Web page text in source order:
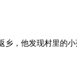
乡，他发现村里的